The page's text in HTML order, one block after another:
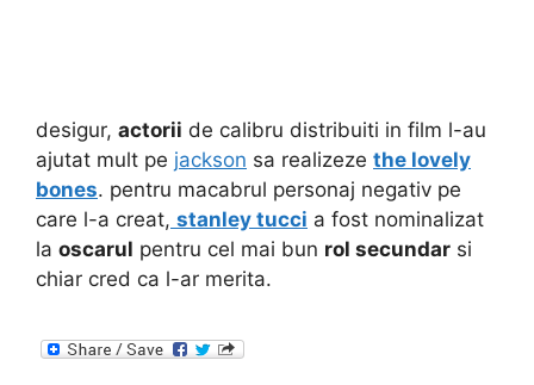
desigur, actorii de calibru distribuiti in film l-au
ajutat mult pe jackson sa realizeze the lovely
bones. pentru macabrul personaj negativ pe
care l-a creat, stanley tucci a fost nominalizat
la oscarul pentru cel mai bun rol secundar si
chiar cred ca l-ar merita.